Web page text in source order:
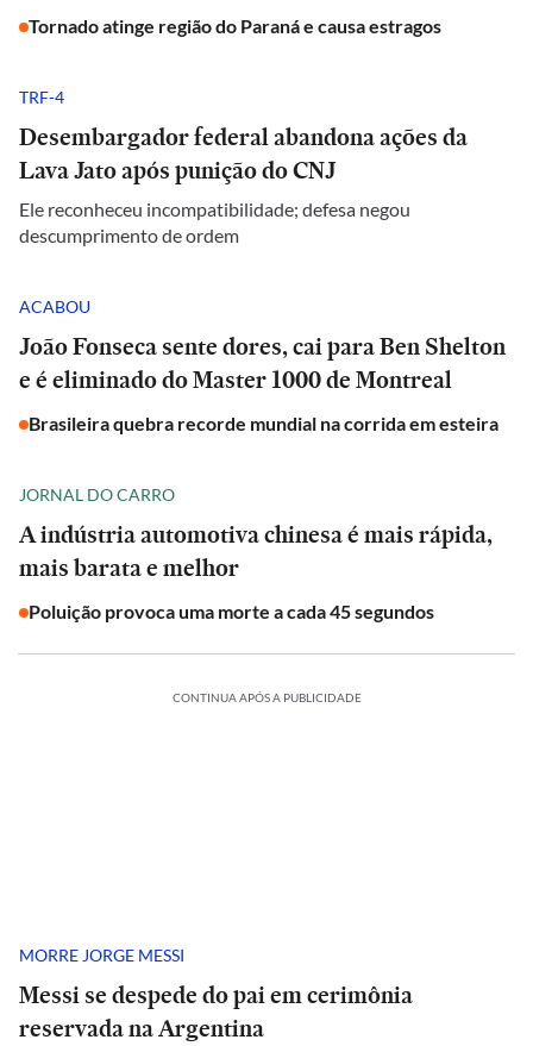
Tornado atinge região do Paraná e causa estragos
TRF-4
Desembargador federal abandona ações da
Lava Jato após punição do CNJ
Ele reconheceu incompatibilidade; defesa negou
descumprimento de ordem
ACABOU
João Fonseca sente dores, cai para Ben Shelton
e é eliminado do Master 1000 de Montreal
Brasileira quebra recorde mundial na corrida em esteira
JORNAL DO CARRO
A indústria automotiva chinesa é mais rápida,
mais barata e melhor
Poluição provoca uma morte a cada 45 segundos
CONTINUA APÓS A PUBLICIDADE
MORRE JORGE MESSI
Messi se despede do pai em cerimônia
reservada na Argentina